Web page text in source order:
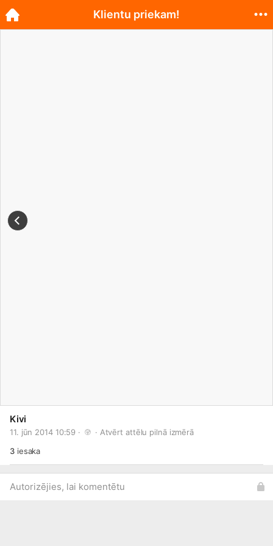
Kivi
11. jūn 2014 10:59 · · Atvērt attēlu pilnā izmērā
3iesaka
Autorizējies, lai komentētu
Klientu priekam!